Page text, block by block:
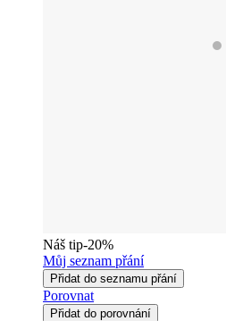
Náš tip-20%
Můj seznam přání
Přidat do seznamu přání
Porovnat
Přidat do porovnání